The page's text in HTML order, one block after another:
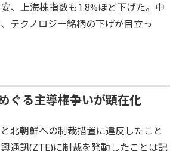
、上海株指数も1.8%ほど下げた。中
テクノロジー銘柄の下げが目立っ
ぐる主導権争いが顕在化
北朝鮮への制裁措置に違反したこと
通訊(ZTE)に制裁を発動したことは記